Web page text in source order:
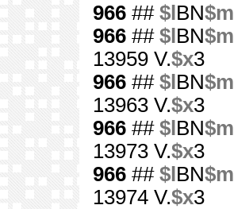
966 ## $l BN$m
966 ## $l BN$m
13959 V.$x3
966 ## $l BN$m
13963 V.$x3
966 ## $l BN$m
13973 V.$x3
966 ## $l BN$m
13974 V.$x3